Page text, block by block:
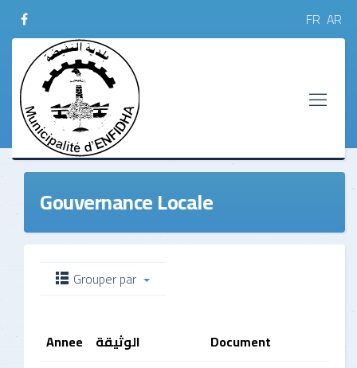
FR AR
Gouvernance Locale
Grouper par
Annee الوثيقة Document